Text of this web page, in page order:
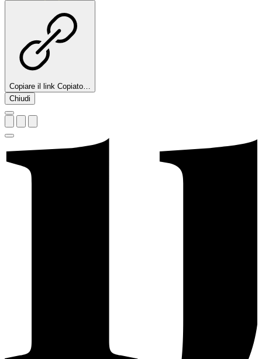
Copiare il link Copiato…
Chiudi